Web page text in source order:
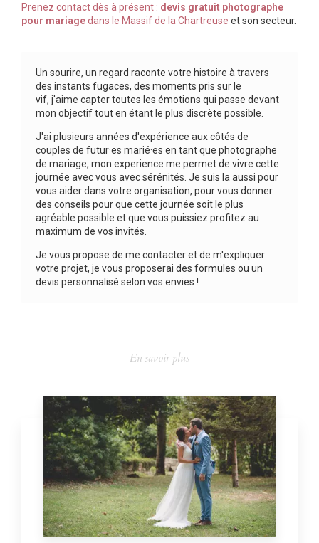
Prenez contact dès à présent : devis gratuit photographe
pour mariagedans le Massif de la Chartreuse et son secteur.
Un sourire, un regard raconte votre histoire à travers
des instants fugaces, des moments pris sur le
vif, j'aime capter toutes les émotions qui passe devant
mon objectif tout en étant le plus discrète possible.
J'ai plusieurs années d'expérience aux côtés de
couples de futur·es marié·es en tant que photographe
de mariage, mon experience me permet de vivre cette
journée avec vous avec sérénités. Je suis la aussi pour
vous aider dans votre organisation, pour vous donner
des conseils pour que cette journée soit le plus
agréable possible et que vous puissiez profitez au
maximum de vos invités.
Je vous propose de me contacter et de m'expliquer
votre projet, je vous proposerai des formules ou un
devis personnalisé selon vos envies !
En savoir plus